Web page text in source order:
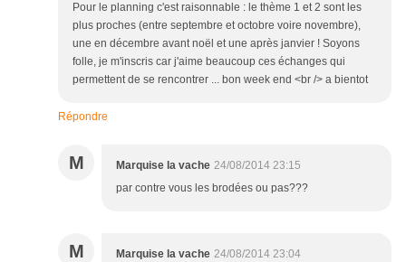
Pour le planning c'est raisonnable : le thème 1 et 2 sont les
plus proches (entre septembre et octobre voire novembre),
une en décembre avant noël et une après janvier ! Soyons
folle, je m'inscris car j'aime beaucoup ces échanges qui
permettent de se rencontrer ... bon week end <br /> a bientot
Répondre
M Marquise la vache 24/08/2014 23:15
par contre vous les brodées ou pas???
M Marquise la vache 24/08/2014 23:04